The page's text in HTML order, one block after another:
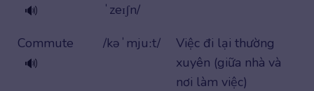
🔊
ˈzeɪʃn/
Commute
🔊
/kəˈmjuːt/
Việc đi lại thường
xuyên (giữa nhà và
nơi làm việc)